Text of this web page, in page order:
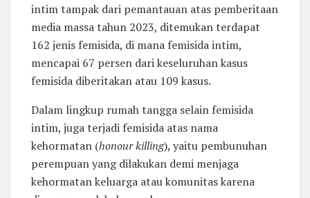
intim tampak dari pemantauan atas pemberitaan
media massa tahun 2023, ditemukan terdapat
162 jenis femisida, di mana femisida intim,
mencapai 67 persen dari keseluruhan kasus
femisida diberitakan atau 109 kasus.
Dalam lingkup rumah tangga selain femisida
intim, juga terjadi femisida atas nama
kehormatan (honour killing), yaitu pembunuhan
perempuan yang dilakukan demi menjaga
kehormatan keluarga atau komunitas karena